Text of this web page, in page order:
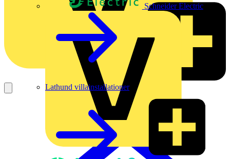
Schneider Electric
Lathund villainstallationer